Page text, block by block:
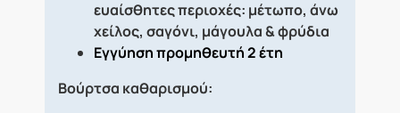
ευαίσθητες περιοχές: μέτωπο, άνω
χείλος, σαγόνι, μάγουλα & φρύδια
Εγγύηση προμηθευτή 2 έτη
Βούρτσα καθαρισμού: